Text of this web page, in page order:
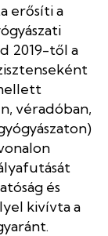
erősíti a
2019-től a
véradóban,
és
kivívta a